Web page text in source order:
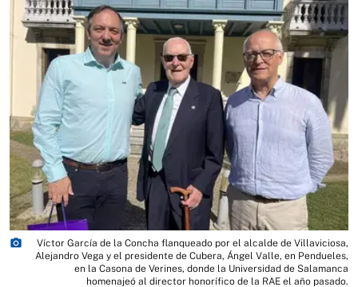
photo_camera
Víctor García de la Concha flanqueado por el alcalde de Villaviciosa,
Alejandro Vega y el presidente de Cubera, Ángel Valle, en Pendueles,
en la Casona de Verines, donde la Universidad de Salamanca
homenajeó al director honorífico de la RAE el año pasado.